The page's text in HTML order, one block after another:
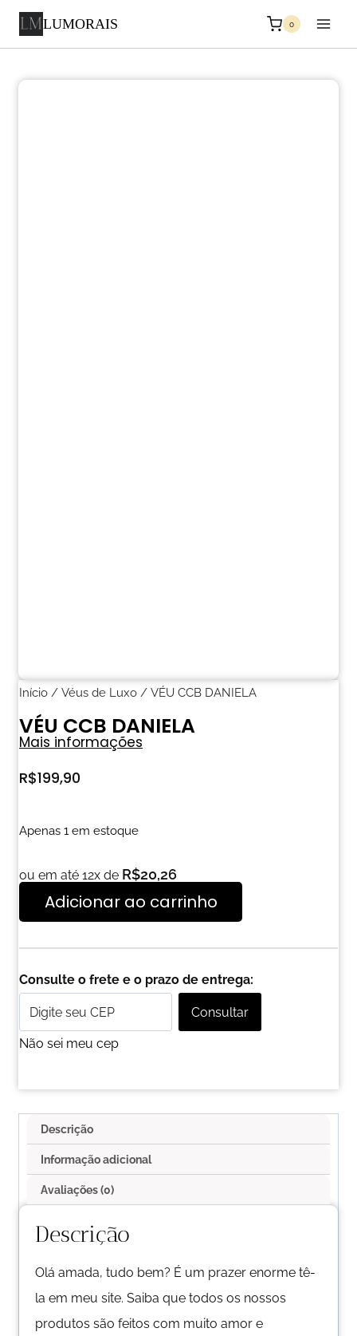
LUMORAIS 0
Início / Véus de Luxo / VÉU CCB DANIELA
VÉU CCB DANIELA
Mais informações
R$199,90
Apenas 1 em estoque
ou em até 12x de R$20,26
Adicionar ao carrinho
Consulte o frete e o prazo de entrega:
Consultar
Não sei meu cep
Descrição
Informação adicional
Avaliações (0)
Descrição
Olá amada, tudo bem? É um prazer enorme tê-
la em meu site. Saiba que todos os nossos
produtos são feitos com muito amor e